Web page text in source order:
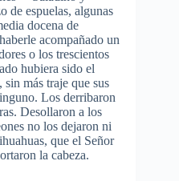
de espuelas, algunas
docena de
acompañado un
o los trescientos
hubiera sido el
más traje que sus
Los derribaron
Desollaron a los
no los dejaron ni
que el Señor
la cabeza.